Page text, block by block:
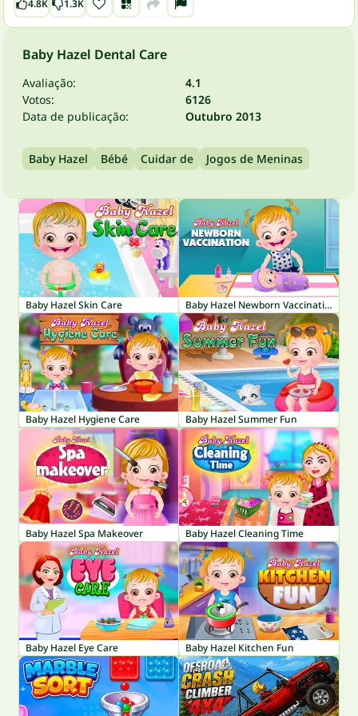
4.8K 1.3K
Baby Hazel Dental Care
Avaliação:
4.1
Votos:
6126
Data de publicação:
Outubro 2013
Baby Hazel Bébé Cuidar de Jogos de Meninas
Baby Hazel Skin Care Baby Hazel Newborn Vaccination
Baby Hazel Hygiene Care Baby Hazel Summer Fun
Baby Hazel Spa Makeover Baby Hazel Cleaning Time
Baby Hazel Eye Care Baby Hazel Kitchen Fun